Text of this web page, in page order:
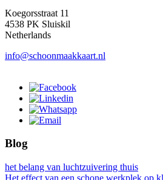
Koegorsstraat 11
4538 PK Sluiskil
Netherlands
info@schoonmaakkaart.nl
Blog
het belang van luchtzuivering thuis
Het effect van een schone werkplek op